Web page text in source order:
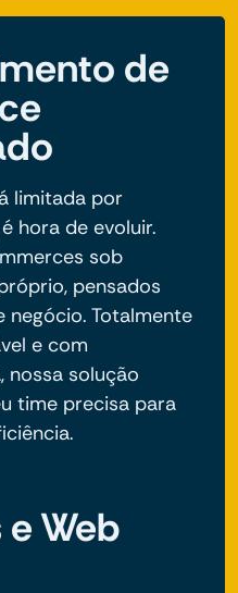
de
limitada por
hora de evoluir.
sob
pensados
negócio. Totalmente
e com
nossa solução
time precisa para
Web